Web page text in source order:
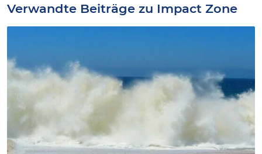
Verwandte Beiträge zu Impact Zone